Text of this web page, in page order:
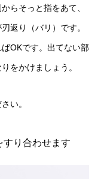
らそっと指をあて、
返り（バリ）です。
OKです。出てない部
をかけましょう。
い。
すり合わせます